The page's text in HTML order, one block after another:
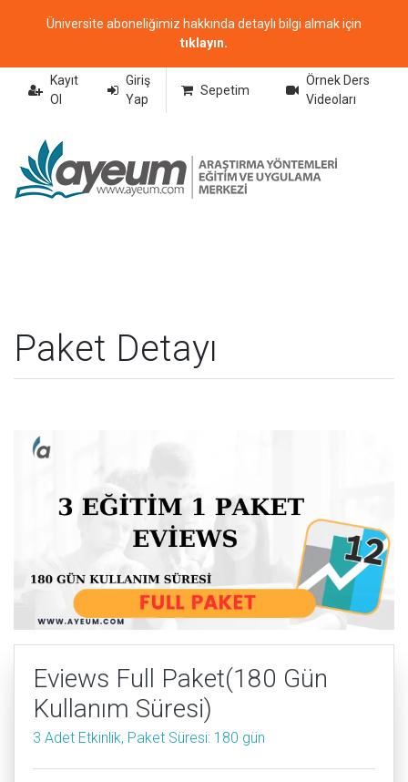
Üniversite aboneliğimiz hakkında detaylı bilgi almak için
tıklayın.
Kayıt
Ol
Giriş
Yap
Sepetim
Örnek Ders
Videoları
Paket Detayı
Eviews Full Paket(180 Gün
Kullanım Süresi)
3 Adet Etkinlik, Paket Süresi: 180 gün